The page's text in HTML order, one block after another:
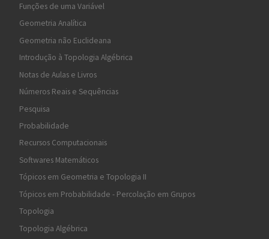
Funções de uma Variável
Geometria Analítica
Geometria não Euclideana
Introdução à Topologia Algébrica
Notas de Aulas e Livros
Números Reais e Sequências
Pesquisa
Probabilidade
Recursos Computacionais
Softwares Matemáticos
Tópicos em Geometria e Topologia II
Tópicos em Probabilidade - Percolação em Grupos
Topologia
Topologia Algébrica